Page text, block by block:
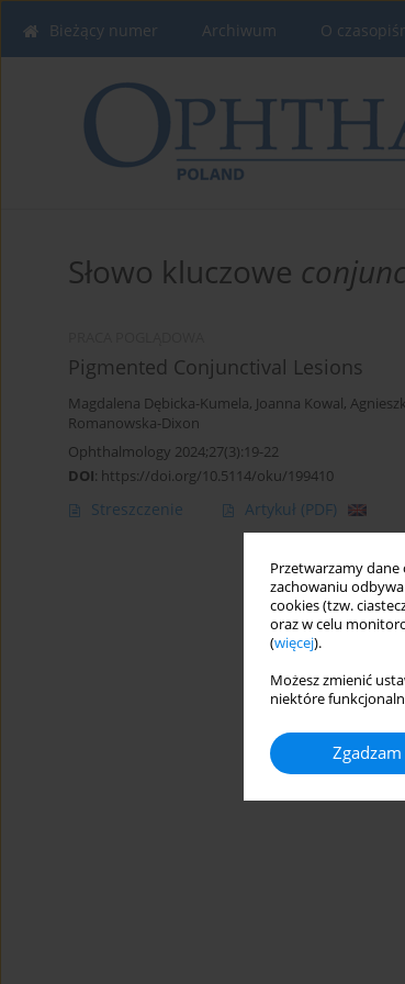
Przetwarzamy
zachowaniu
cookies (tzw.
oraz w celu
(więcej).
Możesz zmienić
niektóre
Bieżący numer Archiwum O
Słowo kluczowe
Pigmented Conjunctival Lesions
Magdalena Dębicka-Kumela, Joanna Kowal,
Romanowska-Dixon
Ophthalmology 2024;27(3):19-22
DOI: https://doi.org/10.5114/oku/199410
Streszczenie Artykuł (PDF)